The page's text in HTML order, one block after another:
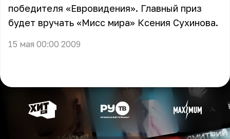
победителя «Евровидения». Главный приз
будет вручать «Мисс мира» Ксения Сухинова.
15 мая 00:00 2009